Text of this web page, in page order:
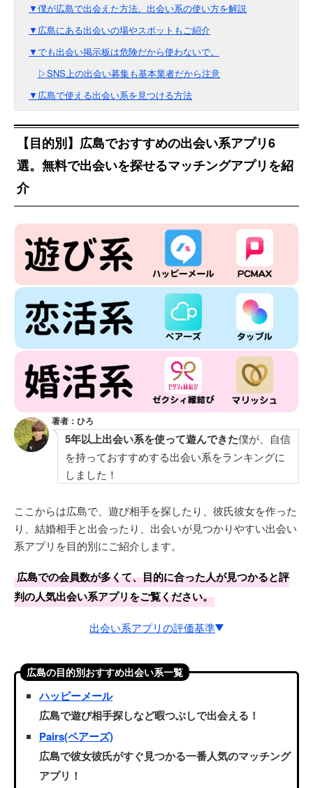
▼僕が広島で出会えた方法。出会い系の使い方を解説
▼広島にある出会いの場やスポットもご紹介
▼でも出会い掲示板は危険だから使わないで。
▷SNS上の出会い募集も基本業者だから注意
▼広島で使える出会い系を見つける方法
【目的別】広島でおすすめの出会い系アプリ6
選。無料で出会いを探せるマッチングアプリを紹
介
著者：ひろ
5年以上出会い系を使って遊んできた僕が、自信
を持っておすすめする出会い系をランキングに
しました！
ここからは広島で、遊び相手を探したり、彼氏彼女を作った
り、結婚相手と出会ったり、出会いが見つかりやすい出会い
系アプリを目的別にご紹介します。
広島での会員数が多くて、目的に合った人が見つかると評
判の人気出会い系アプリをご覧ください。
出会い系アプリの評価基準
星5段階の評価基準
会員が多い度：これまでの利用会員数が多いか
使いやすい度：初利用でもすぐに使いこなせるか
まじで出会える度：ちゃんと出会えるかどうか
遊びたい度 or 真面目度：遊びor真面目の傾向と意識は
どうか
広島の目的別おすすめ出会い系一覧
ハッピーメール
広島で遊び相手探しなど暇つぶしで出会える！
Pairs(ペアーズ)
広島で彼女彼氏がすぐ見つかる一番人気のマッチング
アプリ！